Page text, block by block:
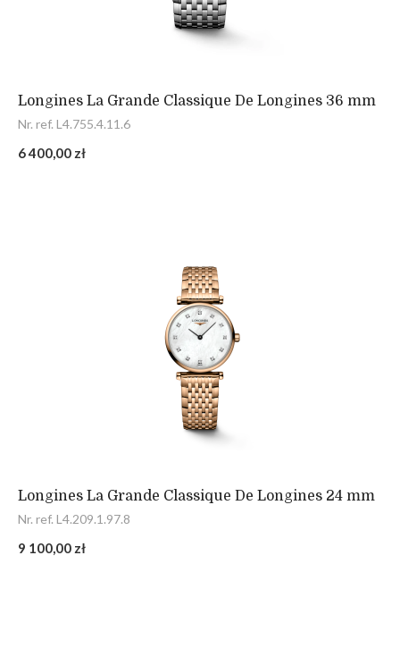
Longines La Grande Classique De Longines 36 mm
Nr. ref. L4.755.4.11.6
6 400,00 zł
Longines La Grande Classique De Longines 24 mm
Nr. ref. L4.209.1.97.8
9 100,00 zł